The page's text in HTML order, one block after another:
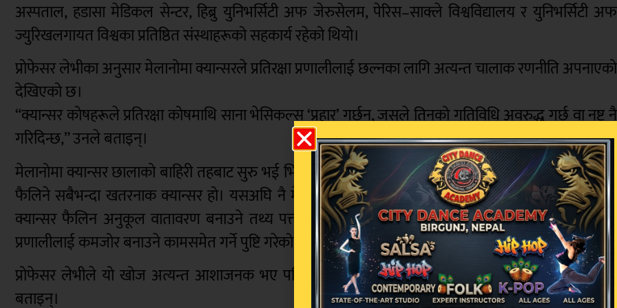
अस्पताल, हडासा मेडिकल सेन्टर, हिब्रु युनिभर्सिटी अफ जेरुसेलम, पेरिस–साक्ले विश्वविद्यालय र युनिभर्सिटी अफ
ज्युरिखलगायत विश्वका प्रतिष्ठित संस्थाहरूको सहकार्य रहेको थियो।
प्रोफेसर लेभीका अनुसार मेलानोमा क्यान्सरले प्रतिरक्षा प्रणालीलाई छल्नका लागि अत्यन्त चालाक रणनीति अपनाएको
देखिएको छ।
“क्यान्सर कोषहरूले प्रतिरक्षा कोषमाथि साना भेसिकल्स ‘प्रहार’ गर्छन्, जसले तिनको गतिविधि अवरुद्ध गर्छ वा नष्ट नै
गरिदिन्छ,” उनले बताइन्।
मेलानोमा क्यान्सर छालाको बाहिरी तहबाट सुरु भई भित्री तह हुँदै रगत र लसिका प्रणालीमार्फत शरीरका अन्य भागमा
फैलिने सबैभन्दा खतरनाक क्यान्सर हो। यसअघि नै मेलानोमा कोषहरूले मेलानोसोम नामक ठूला भेसिकल्समार्फत
क्यान्सर फैलिन अनुकूल वातावरण बनाउने तथ्य पत्ता लागिसकेको थियो। नयाँ अध्ययनले ती भेसिकल्स प्रतिरक्षा
प्रणालीलाई कमजोर बनाउने कामसमेत गर्ने पुष्टि गरेको छ।
प्रोफेसर लेभीले यो खोज अत्यन्त आशाजनक भए पनि उपचारमा प्रयोग गर्न अझै थप अनुसन्धान आवश्यक रहेको
बताइन्।